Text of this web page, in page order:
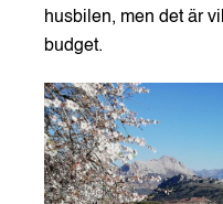
husbilen, men det är
budget.